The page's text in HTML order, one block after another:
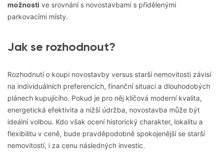
možnosti ve srovnání s novostavbami s přidělenými
parkovacími místy.
Jak se rozhodnout?
Rozhodnutí o koupi novostavby versus starší nemovitosti závisí
na individuálních preferencích, finanční situaci a dlouhodobých
plánech kupujícího. Pokud je pro něj klíčová moderní kvalita,
energetická efektivita a nižší údržba, novostavba může být
ideální volbou. Kdo však ocení historický charakter, lokalitu a
flexibilitu v ceně, bude pravděpodobně spokojenější se starší
nemovitostí, i za cenu následných investic.